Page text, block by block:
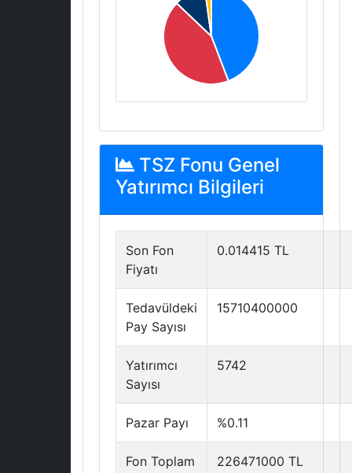
TSZ Fonu Genel
Yatırımcı Bilgileri
Son Fon
Fiyatı
0.014415 TL
Tedavüldeki
Pay Sayısı
15710400000
Yatırımcı
Sayısı
5742
Pazar Payı %0.11
Fon Toplam
226471000 TL